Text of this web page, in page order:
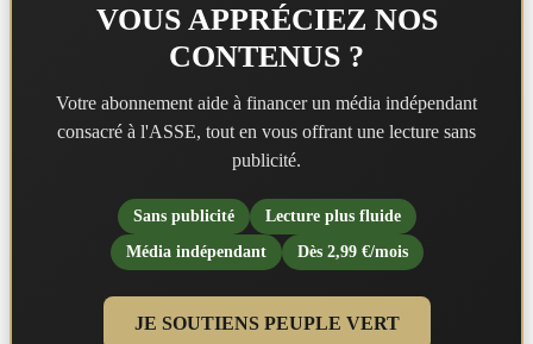
VOUS APPRÉCIEZ NOS
CONTENUS ?
Votre abonnement aide à financer un média indépendant
consacré à l'ASSE, tout en vous offrant une lecture sans
publicité.
Sans publicité
Lecture plus fluide
Média indépendant
Dès 2,99 €/mois
JE SOUTIENS PEUPLE VERT